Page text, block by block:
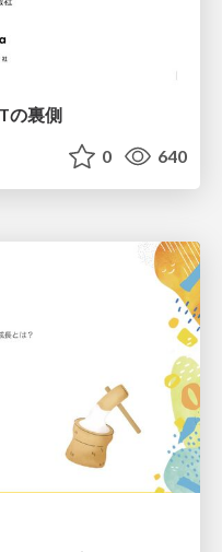
の裏側
0 640